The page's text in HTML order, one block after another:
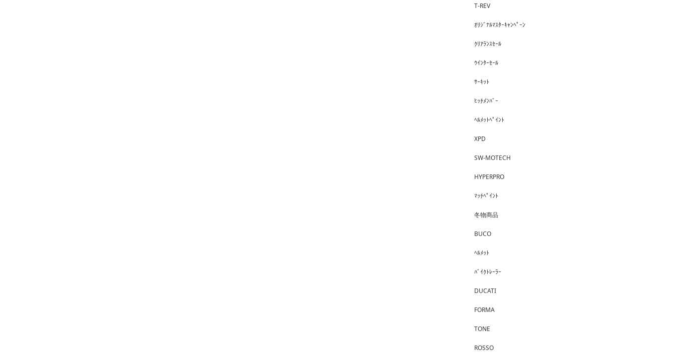
T-REV
ｵﾘｼﾞﾅﾙﾏｽﾀｰｷｬﾝﾍﾟｰﾝ
ｸﾘｱﾗﾝｽｾｰﾙ
ｳｲﾝﾀｰｾｰﾙ
ｻｰｷｯﾄ
ﾋｯﾁﾒﾝﾊﾞｰ
ﾍﾙﾒｯﾄﾍﾟｲﾝﾄ
XPD
SW-MOTECH
HYPERPRO
ﾏｯﾁﾍﾟｲﾝﾄ
冬物商品
BUCO
ﾍﾙﾒｯﾄ
ﾊﾞｲｸﾄﾚｰﾗｰ
DUCATI
FORMA
TONE
ROSSO